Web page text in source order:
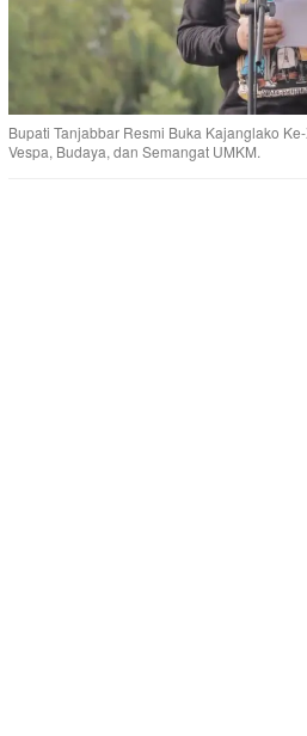
Bupati Tanjabbar Resmi Buka Kajanglako
Vespa, Budaya, dan Semangat UMKM.